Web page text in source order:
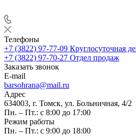
Телефоны
+7 (3822) 97-77-09 Круглосуточная
+7 (3822) 97-70-27 Отдел продаж
Заказать звонок
E-mail
barsohrana@mail.ru
Адрес
634003, г. Томск, ул. Больничная, 4/2
Пн. – Пт.: с 8:00 до 17:00
Режим работы
Пн. – Пт.: с 9:00 до 18:00